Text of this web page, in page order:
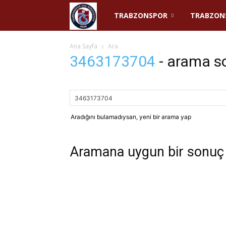
Trabzonspor
USA
TRABZONSPOR
Ana Sayfa Ara
3463173704 - arama
Aradığını bulamadıysan, yeni bir arama yap
Aramana uygun bir